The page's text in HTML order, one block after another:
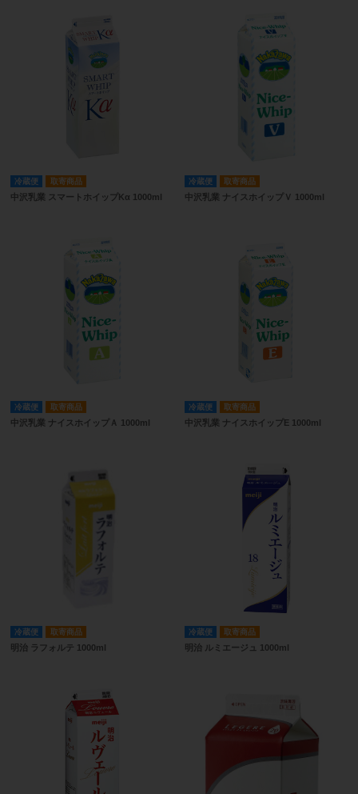
冷蔵便 取寄商品
中沢乳業 スマートホイップKα 1000ml
冷蔵便 取寄商品
中沢乳業 ナイスホイップＶ 1000ml
冷蔵便 取寄商品
中沢乳業 ナイスホイップＡ 1000ml
冷蔵便 取寄商品
中沢乳業 ナイスホイップE 1000ml
冷蔵便 取寄商品
明治 ラフォルテ 1000ml
冷蔵便 取寄商品
明治 ルミエージュ 1000ml